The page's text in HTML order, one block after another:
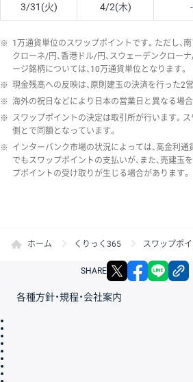
3/31(火) 4/2(木)
※ 1万通貨単位のスワップポイントです。ただし、
クローネ/円、香港ドル/円、スウェーデンクロー
ージ銘柄については、10万通貨単位となります。
※ 現金残高への反映は、原則建玉の決済を行った2
※ 海外の祝日などにより日本の営業日と異なる場合
※ スワップポイントの決定は取引所が行います。
側とで同額となっています。
※ インターバンク市場の状況によっては、高金利
でもスワップポイントの支払いが、また、売建玉
プポイントの受け取りが生じる場合があります。
ホーム くりっく365 スワップポ
SHARE X
各種方針・規程・会社案内